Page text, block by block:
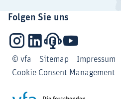
Folgen Sie uns
InstagramLinkedInPodcastsYouTube
© vfa
Sitemap Impressum
Cookie Consent Management